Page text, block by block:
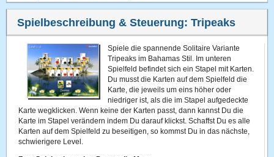
Spielbeschreibung & Steuerung:Tripeaks
Spiele die spannende Solitaire Variante
Tripeaks im Bahamas Stil. Im unteren
Spielfeld befindet sich ein Stapel mit Karten.
Du musst die Karten auf dem Spielfeld die
Karte, die jeweils um eins höher oder
niedriger ist, als die im Stapel aufgedeckte
Karte wegklicken. Wenn keine der Karten passt, dann kannst Du die
Karte im Stapel verändern indem Du darauf klickst. Schaffst Du es alle
Karten auf dem Spielfeld zu beseitigen, so kommst Du in das nächste,
schwierigere Level.